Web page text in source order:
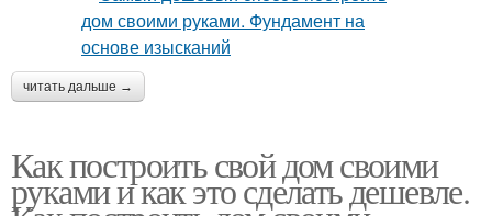
читать дальше →
Как построить свой дом своими
руками и как это сделать дешевле.